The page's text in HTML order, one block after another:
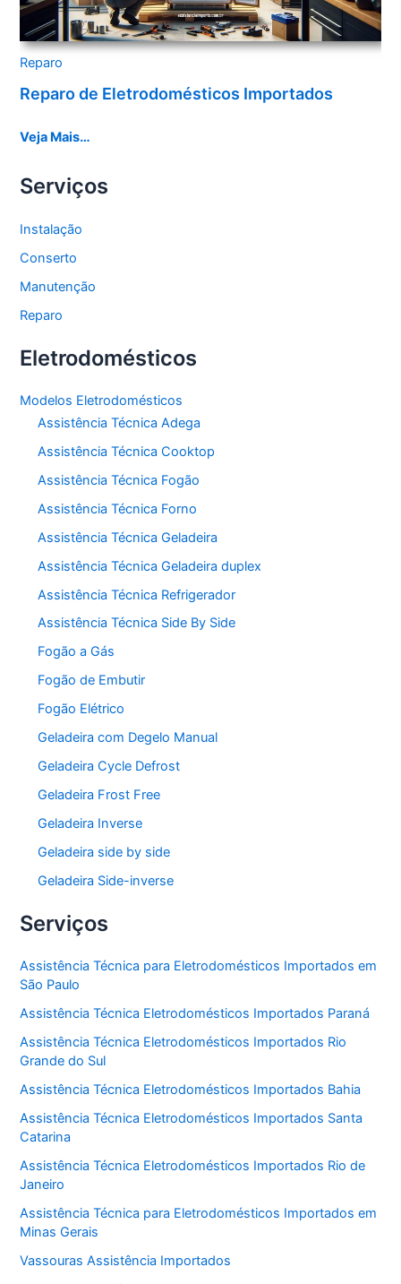
Reparo
Reparo de Eletrodomésticos Importados
Veja Mais…
Serviços
Instalação
Conserto
Manutenção
Reparo
Eletrodomésticos
Modelos Eletrodomésticos
Assistência Técnica Adega
Assistência Técnica Cooktop
Assistência Técnica Fogão
Assistência Técnica Forno
Assistência Técnica Geladeira
Assistência Técnica Geladeira duplex
Assistência Técnica Refrigerador
Assistência Técnica Side By Side
Fogão a Gás
Fogão de Embutir
Fogão Elétrico
Geladeira com Degelo Manual
Geladeira Cycle Defrost
Geladeira Frost Free
Geladeira Inverse
Geladeira side by side
Geladeira Side-inverse
Serviços
Assistência Técnica para Eletrodomésticos Importados em
São Paulo
Assistência Técnica Eletrodomésticos Importados Paraná
Assistência Técnica Eletrodomésticos Importados Rio
Grande do Sul
Assistência Técnica Eletrodomésticos Importados Bahia
Assistência Técnica Eletrodomésticos Importados Santa
Catarina
Assistência Técnica Eletrodomésticos Importados Rio de
Janeiro
Assistência Técnica para Eletrodomésticos Importados em
Minas Gerais
Vassouras Assistência Importados